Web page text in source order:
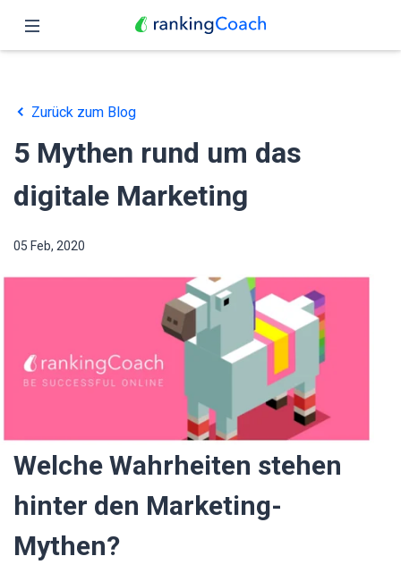
Funktionen
Preise
Partner
Blog
Zurück zum Blog
5 Mythen rund um das
digitale Marketing
05 Feb, 2020
Welche Wahrheiten stehen
hinter den Marketing-
Mythen?